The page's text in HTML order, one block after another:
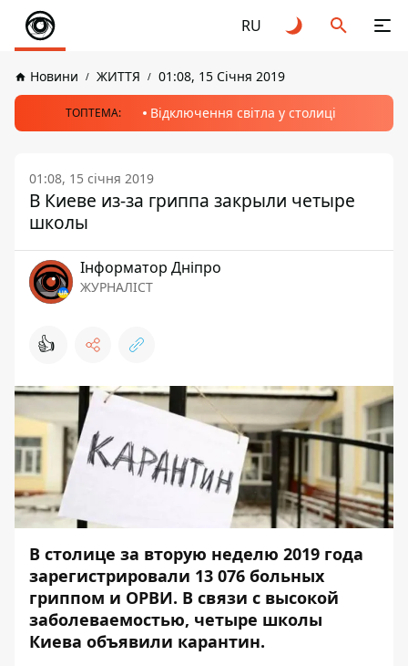
RU
Новини ЖИТТЯ 01:08, 15 Січня 2019
ТОПТЕМА: Відключення світла у столиці
01:08, 15 січня 2019
В Киеве из-за гриппа закрыли четыре
школы
Інформатор Дніпро
ЖУРНАЛІСТ
👍
В столице за вторую неделю 2019 года
зарегистрировали 13 076 больных
гриппом и ОРВИ. В связи с высокой
заболеваемостью, четыре школы
Киева объявили карантин.